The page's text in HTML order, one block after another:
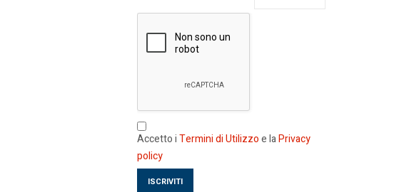
Accetto iTermini di Utilizzoe laPrivacy
policy